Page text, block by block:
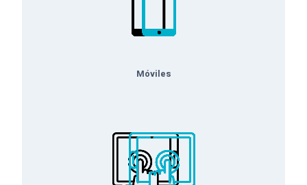
Móviles